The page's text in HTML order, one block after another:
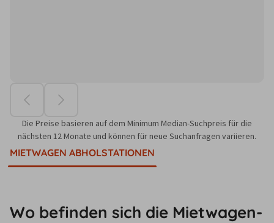
Die Preise basieren auf dem Minimum Median-Suchpreis für die
nächsten 12 Monate und können für neue Suchanfragen variieren.
MIETWAGEN ABHOLSTATIONEN
Wo befinden sich die Mietwagen-